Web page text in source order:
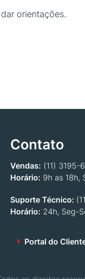
orientações.
Contato
Vendas: (11) 3195-
Horário: 9h as 18h,
Suporte Técnico:
Horário: 24h, Seg-
Portal do